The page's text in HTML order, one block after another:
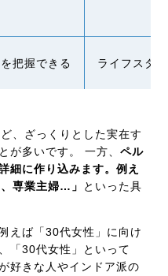
把握できる ライフスタ
、ざっくりとした実在す
が多いです。 一方、ペル
細に作り込みます。例え
専業主婦…」
といった具
えば「30代女性」に向け
「30代女性」といって
好きな人やインドア派の